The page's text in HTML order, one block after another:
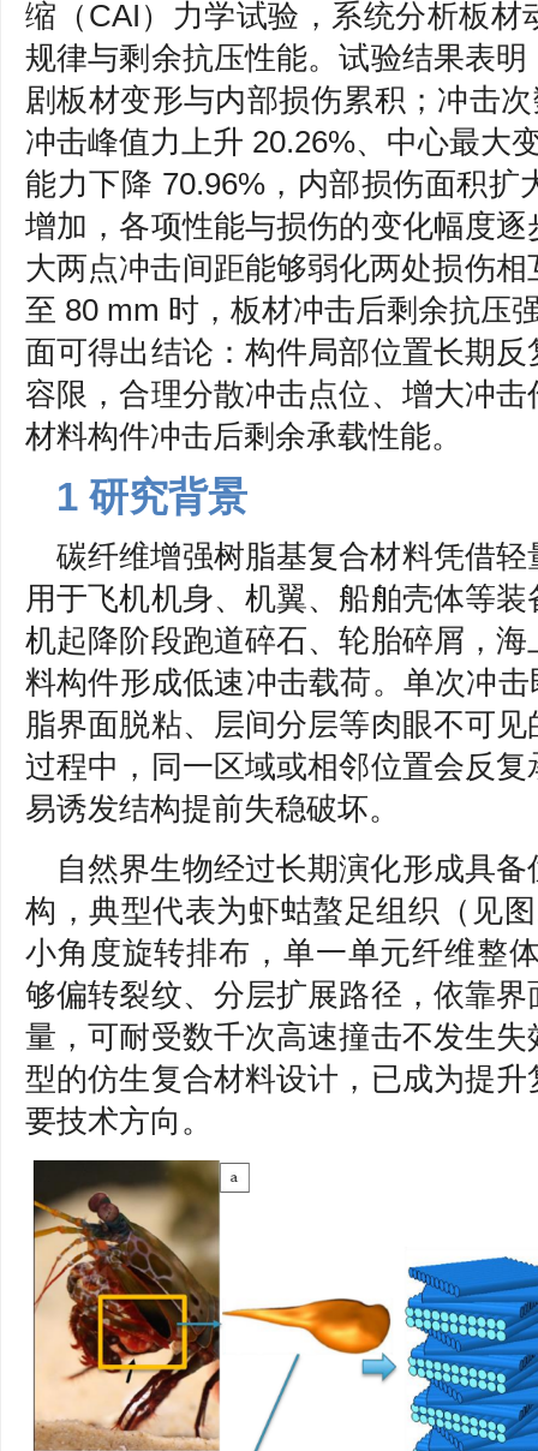
缩（CAI）力学试验，系统分析板
规律与剩余抗压性能。试验结果表
剧板材变形与内部损伤累积；冲击
冲击峰值力上升 20.26%、中心最大
能力下降 70.96%，内部损伤面积扩
增加，各项性能与损伤的变化幅度
大两点冲击间距能够弱化两处损伤
至 80 mm 时，板材冲击后剩余抗压
面可得出结论：构件局部位置长期
容限，合理分散冲击点位、增大冲
材料构件冲击后剩余承载性能。
1 研究背景
碳纤维增强树脂基复合材料凭借
用于飞机机身、机翼、船舶壳体等
机起降阶段跑道碎石、轮胎碎屑，
料构件形成低速冲击载荷。单次冲
脂界面脱粘、层间分层等肉眼不可
过程中，同一区域或相邻位置会反
易诱发结构提前失稳破坏。
自然界生物经过长期演化形成具
构，典型代表为虾蛄螯足组织（见
小角度旋转排布，单一单元纤维整
够偏转裂纹、分层扩展路径，依靠
量，可耐受数千次高速撞击不发生
型的仿生复合材料设计，已成为提
要技术方向。